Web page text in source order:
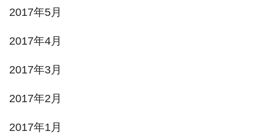
2017年5月
2017年4月
2017年3月
2017年2月
2017年1月